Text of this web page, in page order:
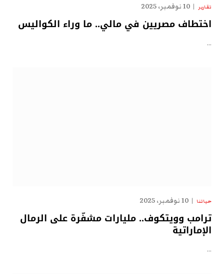
تقارير 10 نوفمبر، 2025
اختطاف مصريين في مالي.. ما وراء الكواليس
…
حياتنا 10 نوفمبر، 2025
ترامب وويتكوف.. مليارات مشفّرة على الرمال
الإماراتية
…